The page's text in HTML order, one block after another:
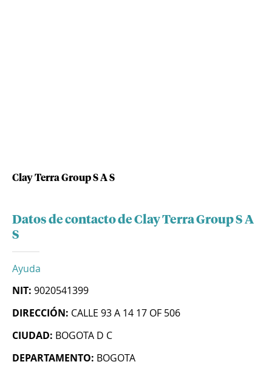
Clay Terra Group S A S
Datos de contacto de Clay Terra Group S A
S
Ayuda
NIT: 9020541399
DIRECCIÓN: CALLE 93 A 14 17 OF 506
CIUDAD: BOGOTA D C
DEPARTAMENTO: BOGOTA